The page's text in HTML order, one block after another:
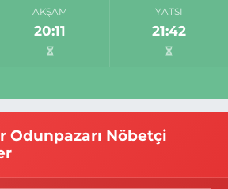
AKŞAM
20:11
YATSI
21:42
Odunpazarı Nöbetçi